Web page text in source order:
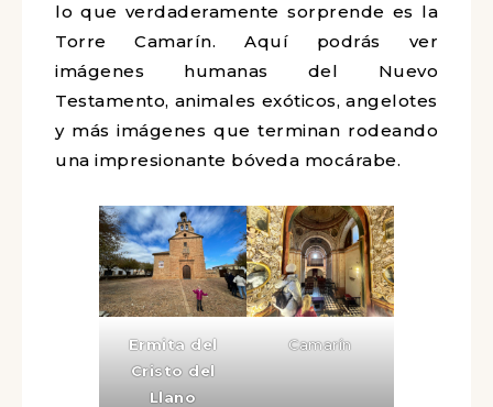
lo que verdaderamente sorprende es la
Torre Camarín. Aquí podrás ver
imágenes humanas del Nuevo
Testamento, animales exóticos, angelotes
y más imágenes que terminan rodeando
una impresionante bóveda mocárabe.
Ermita del
Cristo del
Llano
Camarín